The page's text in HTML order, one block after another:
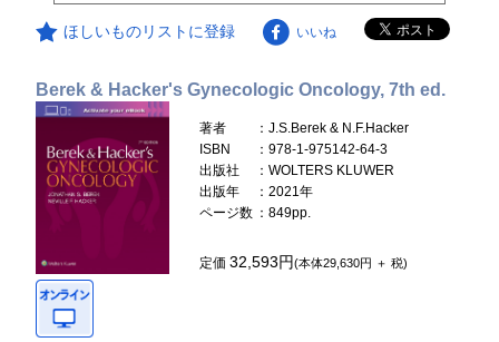
ほしいものリストに登録 いいね
Berek & Hacker's Gynecologic Oncology, 7th ed.
著者
：J.S.Berek & N.F.Hacker
ISBN
：978-1-975142-64-3
出版社
：WOLTERS KLUWER
出版年
：2021年
ページ数 ：849pp.
定価32,593円(本体29,630円 ＋ 税)